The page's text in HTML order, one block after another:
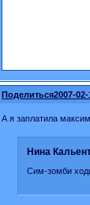
Поделиться2007-
А я заплатила
Нина
Сим-зомби